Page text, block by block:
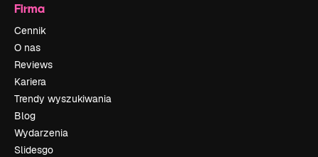
Firma
Cennik
O nas
Reviews
Kariera
Trendy wyszukiwania
Blog
Wydarzenia
Slidesgo